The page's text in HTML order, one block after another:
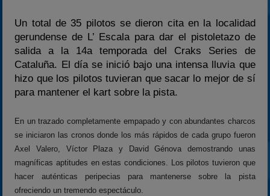
Un total de 35 pilotos se dieron cita en la localidad
gerundense de L’ Escala para dar el pistoletazo de
salida a la 14a temporada del Craks Series de
Cataluña. El día se inició bajo una intensa lluvia que
hizo que los pilotos tuvieran que sacar lo mejor de sí
para mantener el kart sobre la pista.
En un trazado completamente empapado y con abundantes charcos
se iniciaron las cronos donde los más rápidos de cada grupo fueron
Axel Valero, Víctor Plaza y David Génova demostrando unas
magníficas aptitudes en estas condiciones. Los pilotos tuvieron que
hacer auténticas peripecias para mantenerse sobre la pista
ofreciendo un tremendo espectáculo.